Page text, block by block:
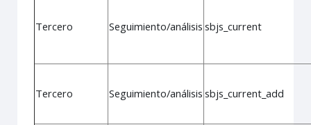
Tercero Seguimiento/análisis sbjs_current
Tercero Seguimiento/análisis sbjs_current_add